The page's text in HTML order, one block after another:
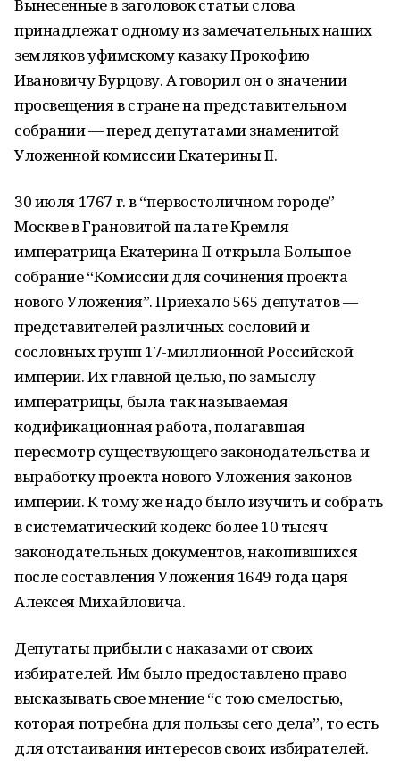
Вынесенные в заголовок статьи слова
принадлежат одному из замечательных на­ших
земляков уфимскому казаку Прокофию
Ивановичу Бурцову. А говорил он о зна­чении
просвещения в стране на представительном
собрании — перед депутатами знаме­нитой
Уложенной комиссии Екатерины II.
30 июля 1767 г. в “первостоличном городе”
Москве в Грановитой палате Кремля
императрица Екатерина II открыла Большое
собрание “Комиссии для со­чинения проекта
нового Уложения”. Приехало 565 депутатов —
представителей раз­личных сословий и
сословных групп 17-миллионной Российской
империи. Их главной целью, по замыслу
императрицы, была так называемая
кодификационная работа, пола­гавшая
пересмотр существующего законодательства и
выработку проекта нового Уло­жения законов
империи. К тому же надо было изучить и собрать
в систематический кодекс более 10 тысяч
законодательных документов, накопившихся
после составления Уложения 1649 года царя
Алексея Михайловича.
Депутаты прибыли с наказами от своих
избирателей. Им было предоставлено право
высказывать свое мнение “с тою смелостью,
которая потребна для пользы сего дела”, то есть
для отстаивания интересов своих избирателей.